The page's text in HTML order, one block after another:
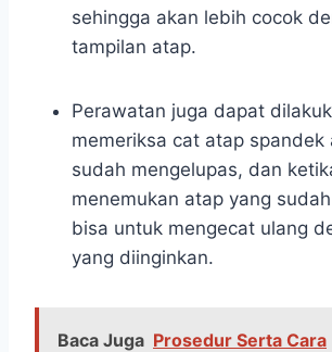
sehingga akan lebih cocok
tampilan atap.
Perawatan juga dapat
memeriksa cat atap spandek
sudah mengelupas, dan
menemukan atap yang
bisa untuk mengecat ulang
yang diinginkan.
Baca Juga Prosedur Serta Cara